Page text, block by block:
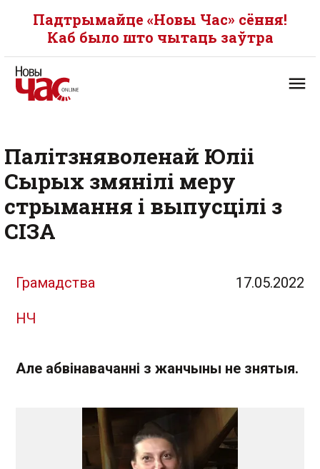
Падтрымайце «Новы Час» сёння!
Каб было што чытаць заўтра
Палітзняволенай Юліі
Сырых змянілі меру
стрымання і выпусцілі з
СІЗА
Грамадства 17.05.2022
НЧ
Але абвінавачанні з жанчыны не знятыя.